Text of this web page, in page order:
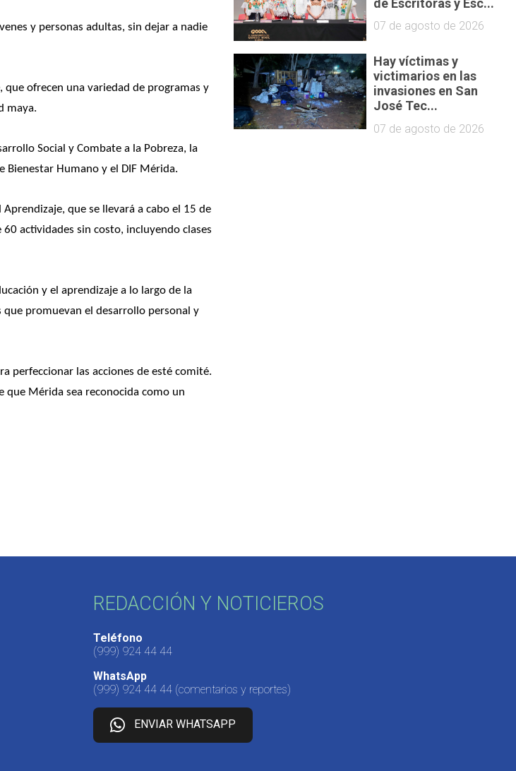
y personas adultas, sin dejar a nadie
ofrecen una variedad de programas y
maya.
Social y Combate a la Pobreza, la
Bienestar Humano y el DIF Mérida.
que se llevará a cabo el 15 de
actividades sin costo, incluyendo clases
y el aprendizaje a lo largo de la
que promuevan el desarrollo personal y
perfeccionar las acciones de esté comité.
que Mérida sea reconocida como un
de Escritoras y Esc...
07 de agosto de 2026
Hay víctimas y
victimarios en las
invasiones en San
José Tec...
07 de agosto de 2026
REDACCIÓN Y NOTICIEROS
Teléfono
(999) 924 44 44
WhatsApp
(999) 924 44 44 (comentarios y reportes)
ENVIAR WHATSAPP